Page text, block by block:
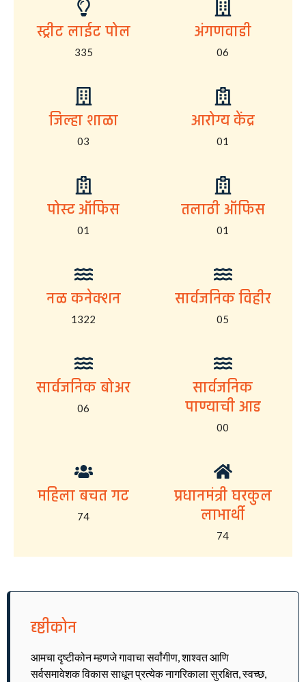
स्ट्रीट लाईट पोल
335
अंगणवाडी
06
जिल्हा शाळा
03
आरोग्य केंद्र
01
पोस्ट ऑफिस
01
तलाठी ऑफिस
01
नळ कनेक्शन
1322
सार्वजनिक विहीर
05
सार्वजनिक बोअर
06
सार्वजनिक
पाण्याची आड
00
महिला बचत गट
74
प्रधानमंत्री घरकुल
लाभार्थी
74
दृष्टीकोन
आमचा दृष्टीकोन म्हणजे गावाचा सर्वांगीण, शाश्वत आणि
सर्वसमावेशक विकास साधून प्रत्येक नागरिकाला सुरक्षित, स्वच्छ,